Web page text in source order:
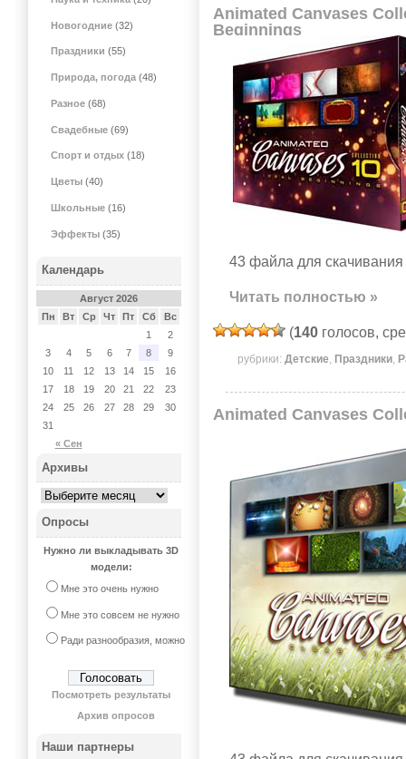
Animated Canvases
Beginnings
43 файла для скачивания
Читать полностью »
(140 голосов,
рубрики:Детские Праздники
Animated Canvases
Новогодние (32)
Праздники (55)
Природа, погода (48)
Разное (68)
Свадебные (69)
Спорт и отдых (18)
Цветы (40)
Школьные (16)
Эффекты (35)
Календарь
Август 2026
Пн
Вт Ср Чт Пт Сб Вс
« Сен
1
2
3
4 5 6 7 8
9
10
11 12 13 14 15
16
17
18 19 20 21 22
23
24
25 26 27 28 29
30
31
Архивы
Опросы
Нужно ли выкладывать 3D
модели:
Мне это очень нужно
Мне это совсем не нужно
Ради разнообразия, можно
Посмотреть результаты
Архив опросов
Наши партнеры